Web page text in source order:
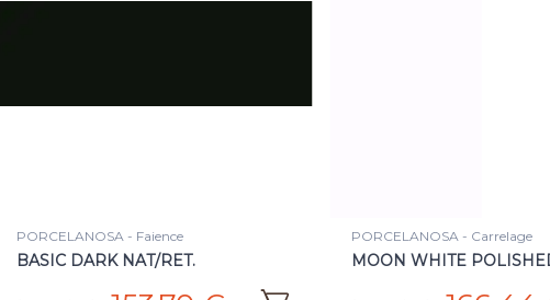
PORCELANOSA - Carrelage
MOON WHITE POLISHED/RETT
PORCELANOSA - Carrelage
NOX NATURE RETT